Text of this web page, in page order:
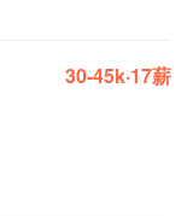
30-45k·17薪